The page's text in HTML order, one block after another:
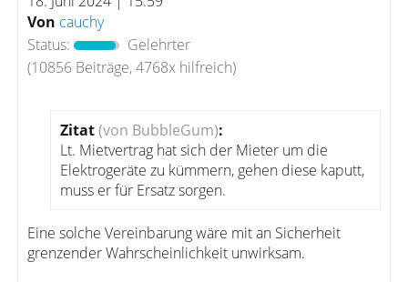
Von cauchy
Status:
Gelehrter
(10856 Beiträge, 4768x hilfreich)
Zitat(von BubbleGum):
Lt. Mietvertrag hat sich der Mieter um die
Elektrogeräte zu kümmern, gehen diese kaputt,
muss er für Ersatz sorgen.
Eine solche Vereinbarung wäre mit an Sicherheit
grenzender Wahrscheinlichkeit unwirksam.